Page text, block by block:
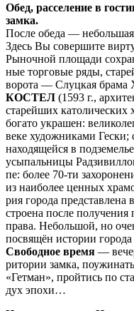
Обед, рас­се­ле­ние в
зам­ка.
После обе­да — небольшая
Здесь Вы со­вер­ши­те
Рыночной пло­ща­ди
ные тор­го­вые ря­ды,
во­ро­та — Слуц­кая бра­ма
КОСТЕЛ (1593 г.,
ста­рей­ших ка­то­ли­че­ских
бо­га­то украшен:
ве­ке ху­дож­ни­ка­ми
на­хо­дя­щей­ся в под­зе­ме­лье
усыпальницы
пе: бо­лее 70-ти
из наи­бо­лее цен­ных
рия го­ро­да пред­став­ле­на в
стро­е­на по­сле по­лу­че­ния
пра­ва. Небольшой, но
посвящён ис­то­рии
Сво­бод­ное вре­мя —
ри­то­рии зам­ка,
«Гет­ман», прой­тись по
дух эпо­хи…